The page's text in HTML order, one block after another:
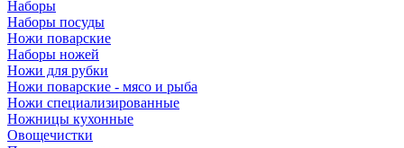
Наборы
Наборы посуды
Ножи поварские
Наборы ножей
Ножи для рубки
Ножи поварские - мясо и рыба
Ножи специализированные
Ножницы кухонные
Овощечистки